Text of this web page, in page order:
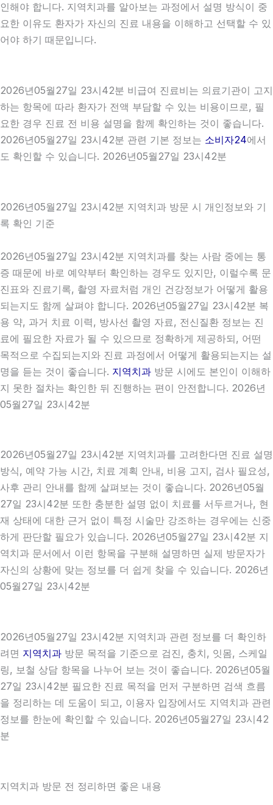
인해야 합니다. 지역치과를 알아보는 과정에서 설명 방식이 중
요한 이유도 환자가 자신의 진료 내용을 이해하고 선택할 수 있
어야 하기 때문입니다.
2026년05월27일 23시42분 비급여 진료비는 의료기관이 고지
하는 항목에 따라 환자가 전액 부담할 수 있는 비용이므로, 필
요한 경우 진료 전 비용 설명을 함께 확인하는 것이 좋습니다.
2026년05월27일 23시42분 관련 기본 정보는 소비자24에서
도 확인할 수 있습니다. 2026년05월27일 23시42분
2026년05월27일 23시42분 지역치과 방문 시 개인정보와 기
록 확인 기준
2026년05월27일 23시42분 지역치과를 찾는 사람 중에는 통
증 때문에 바로 예약부터 확인하는 경우도 있지만, 이럴수록 문
진표와 진료기록, 촬영 자료처럼 개인 건강정보가 어떻게 활용
되는지도 함께 살펴야 합니다. 2026년05월27일 23시42분 복
용 약, 과거 치료 이력, 방사선 촬영 자료, 전신질환 정보는 진
료에 필요한 자료가 될 수 있으므로 정확하게 제공하되, 어떤
목적으로 수집되는지와 진료 과정에서 어떻게 활용되는지는 설
명을 듣는 것이 좋습니다. 지역치과 방문 시에도 본인이 이해하
지 못한 절차는 확인한 뒤 진행하는 편이 안전합니다. 2026년
05월27일 23시42분
2026년05월27일 23시42분 지역치과를 고려한다면 진료 설명
방식, 예약 가능 시간, 치료 계획 안내, 비용 고지, 검사 필요성,
사후 관리 안내를 함께 살펴보는 것이 좋습니다. 2026년05월
27일 23시42분 또한 충분한 설명 없이 치료를 서두르거나, 현
재 상태에 대한 근거 없이 특정 시술만 강조하는 경우에는 신중
하게 판단할 필요가 있습니다. 2026년05월27일 23시42분 지
역치과 문서에서 이런 항목을 구분해 설명하면 실제 방문자가
자신의 상황에 맞는 정보를 더 쉽게 찾을 수 있습니다. 2026년
05월27일 23시42분
2026년05월27일 23시42분 지역치과 관련 정보를 더 확인하
려면 지역치과 방문 목적을 기준으로 검진, 충치, 잇몸, 스케일
링, 보철 상담 항목을 나누어 보는 것이 좋습니다. 2026년05월
27일 23시42분 필요한 진료 목적을 먼저 구분하면 검색 흐름
을 정리하는 데 도움이 되고, 이용자 입장에서도 지역치과 관련
정보를 한눈에 확인할 수 있습니다. 2026년05월27일 23시42
분
지역치과 방문 전 정리하면 좋은 내용